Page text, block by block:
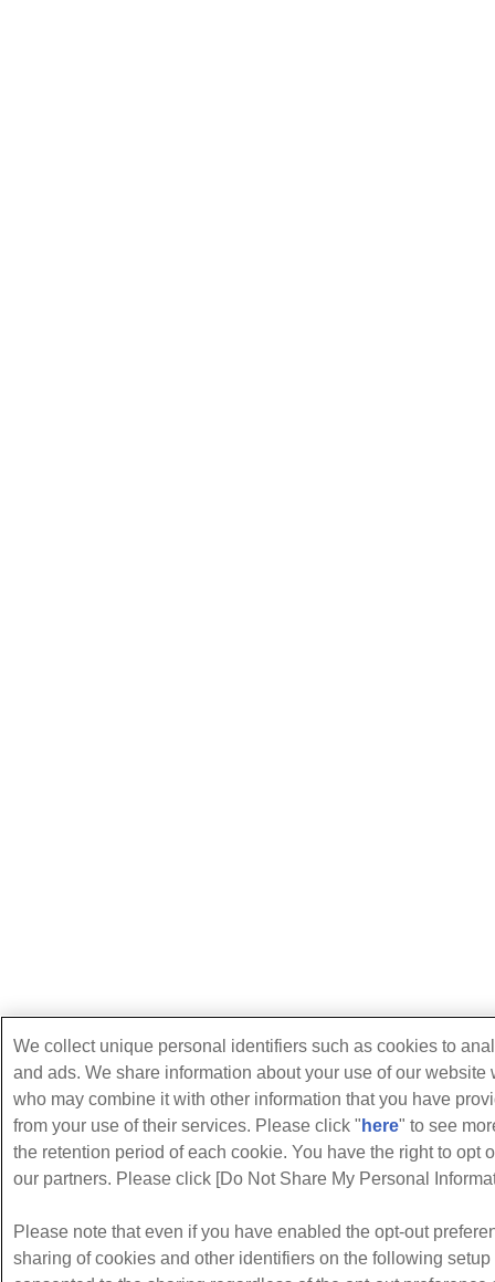
We collect unique personal identifiers such as cookies to
and ads. We share information about your use of our
who may combine it with other information that you have
from your use of their services. Please click "here" to see
the retention period of each cookie. You have the right to opt
our partners. Please click [Do Not Share My Personal
Please note that even if you have enabled the opt-out
sharing of cookies and other identifiers on the following